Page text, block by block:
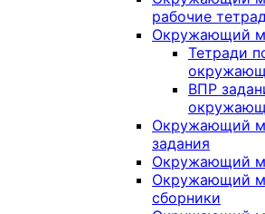
рабочие
Окружающий
Тетради
ВПР
Окружающий
задания
Окружающий
Окружающий
сборники